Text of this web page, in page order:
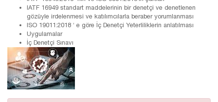
IATF 16949 standart maddelerinin bir denetçi ve denetlenen
gözüyle irdelenmesi ve katılımcılarla beraber yorumlanması
ISO 19011:2018 ‘ e göre İç Denetçi Yeterliliklerin anlatılması
Uygulamalar
İç Denetçi Sınavı